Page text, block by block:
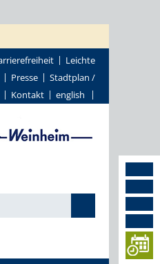
Leichte
Presse
Stadtplan /
Kontakt english